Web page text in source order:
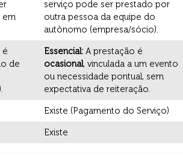
em
serviço pode ser prestado por
outra pessoa da equipe do
autônomo (empresa/sócio).
é
de
Essencial: A prestação é
ocasional, vinculada a um evento
ou necessidade pontual, sem
expectativa de reiteração.
Existe (Pagamento do Serviço)
Existe